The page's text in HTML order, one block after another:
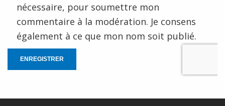
nécessaire, pour soumettre mon
commentaire à la modération. Je consens
également à ce que mon nom soit publié.
ENREGISTRER